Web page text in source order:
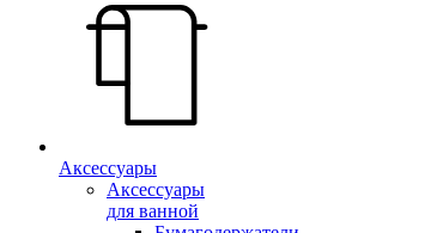
Аксессуары
Аксессуары
для ванной